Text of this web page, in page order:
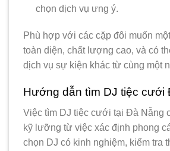
chọn dịch vụ ưng ý.
Phù hợp với các cặp đôi muốn
toàn diện, chất lượng cao, và có
dịch vụ sự kiện khác từ cùng một
Hướng dẫn tìm DJ tiệc cưới
Việc tìm DJ tiệc cưới tại Đà Nẵng
kỹ lưỡng từ việc xác định phong
chọn DJ có kinh nghiệm, kiểm tra